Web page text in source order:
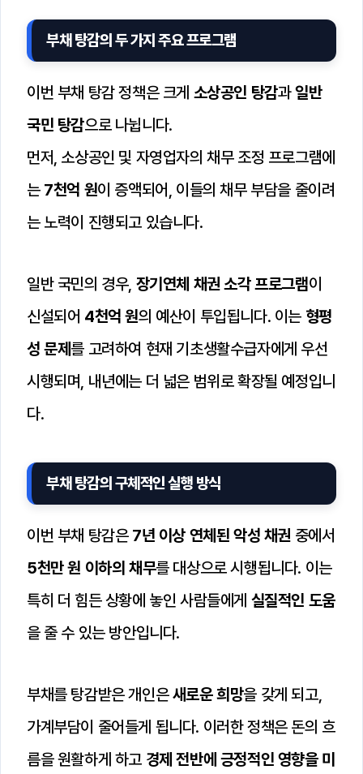
부채 탕감의 두 가지 주요 프로그램
이번 부채 탕감 정책은 크게 소상공인 탕감과일반
국민 탕감으로 나뉩니다.
먼저, 소상공인 및 자영업자의 채무 조정 프로그램에
는 7천억 원이 증액되어, 이들의 채무 부담을 줄이려
는 노력이 진행되고 있습니다.
일반 국민의 경우, 장기연체 채권 소각 프로그램이
신설되어 4천억 원의 예산이 투입됩니다. 이는 형평
성 문제를 고려하여 현재 기초생활수급자에게 우선
시행되며, 내년에는 더 넓은 범위로 확장될 예정입니
다.
부채 탕감의 구체적인 실행 방식
이번 부채 탕감은 7년 이상 연체된 악성 채권 중에서
5천만 원 이하의 채무를 대상으로 시행됩니다. 이는
특히 더 힘든 상황에 놓인 사람들에게 실질적인 도움
을 줄 수 있는 방안입니다.
부채를 탕감받은 개인은새로운 희망을 갖게 되고,
가계부담이 줄어들게 됩니다. 이러한 정책은 돈의 흐
름을 원활하게 하고 경제 전반에 긍정적인 영향을 미